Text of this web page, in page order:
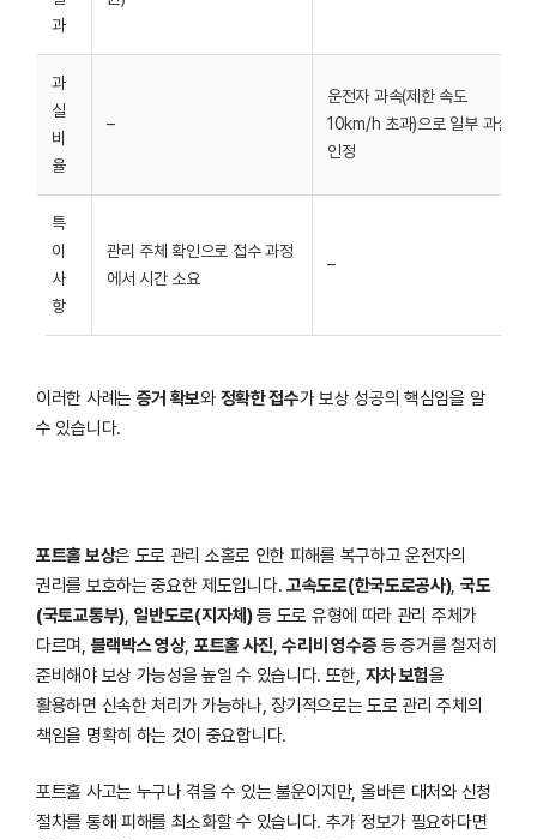
과
과
실
비
율
–
운전자 과속(제한 속도
10km/h 초과)으로 일부 과실
인정
특
이
사
항
관리 주체 확인으로 접수 과정
에서 시간 소요
–
이러한 사례는 증거 확보와 정확한 접수가 보상 성공의 핵심임을 알
수 있습니다.
포트홀 보상은 도로 관리 소홀로 인한 피해를 복구하고 운전자의
권리를 보호하는 중요한 제도입니다. 고속도로(한국도로공사), 국도
(국토교통부), 일반도로(지자체)등 도로 유형에 따라 관리 주체가
다르며, 블랙박스 영상, 포트홀 사진,수리비 영수증등 증거를 철저히
준비해야 보상 가능성을 높일 수 있습니다. 또한, 자차 보험을
활용하면 신속한 처리가 가능하나, 장기적으로는 도로 관리 주체의
책임을 명확히 하는 것이 중요합니다.
포트홀 사고는 누구나 겪을 수 있는 불운이지만, 올바른 대처와 신청
절차를 통해 피해를 최소화할 수 있습니다. 추가 정보가 필요하다면